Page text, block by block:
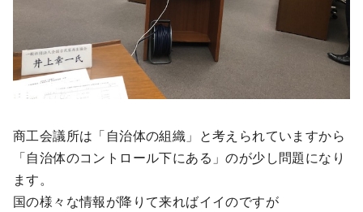
商工会議所は「自治体の組織」と考えられていますから
「自治体のコントロール下にある」のが少し問題になり
ます。
国の様々な情報が降りて来ればイイのですが